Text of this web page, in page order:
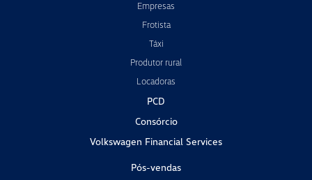
Empresas
Frotista
Táxi
Produtor rural
Locadoras
PCD
Consórcio
Volkswagen Financial Services
Pós-vendas